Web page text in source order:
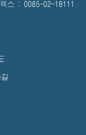
: 0085-02-18111